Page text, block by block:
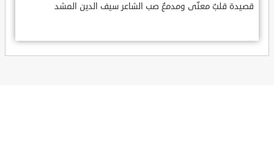
قصيدة قلبٌ معنّى ومدمعٌ صب الشاعر سيف الدين المشد